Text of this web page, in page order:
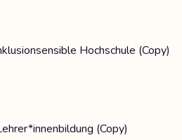
Hochschule (Copy)
(Copy)